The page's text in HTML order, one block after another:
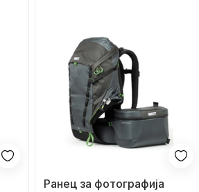
Ранец за фотографија